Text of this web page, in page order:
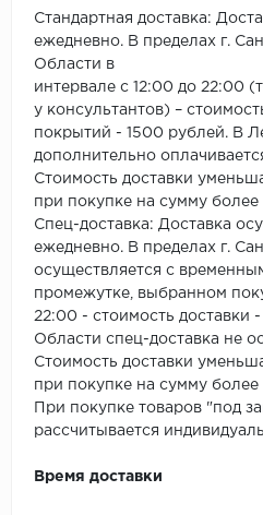
Стандартная доставка:
ежедневно. В пределах г.
Области в
интервале с 12:00 до 22:00
у консультантов) –
покрытий - 1500 рублей. В
дополнительно
Стоимость доставки
при покупке на сумму
Спец-доставка: Доставка
ежедневно. В пределах г.
осуществляется с
промежутке, выбранном
22:00 - стоимость доставки
Области спец-доставка не
Стоимость доставки
при покупке на сумму
При покупке товаров "под
рассчитывается
Время доставки